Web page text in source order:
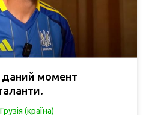
даний момент
Грузія (країна)